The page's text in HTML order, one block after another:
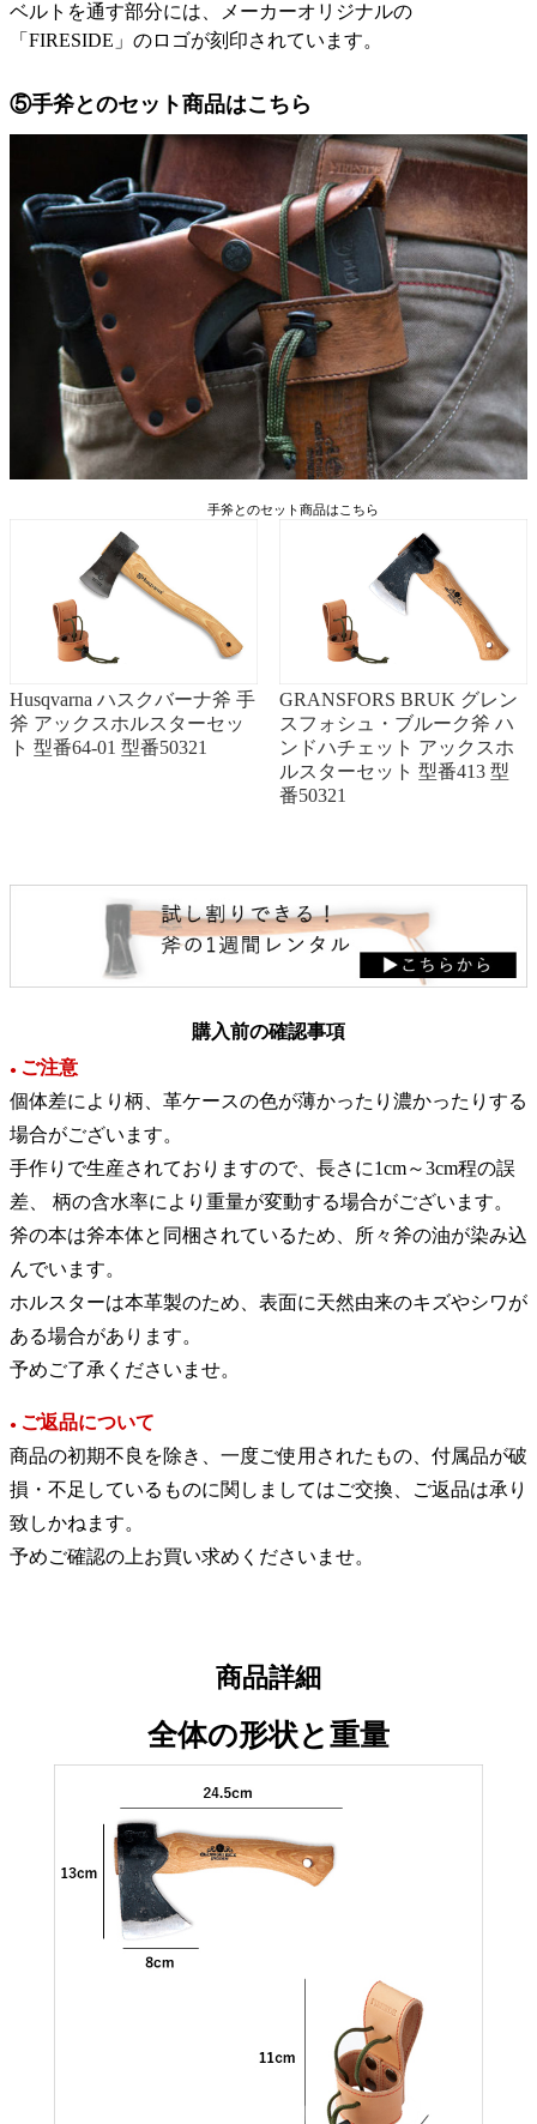
ベルトを通す部分には、メーカーオリジナルの
「FIRESIDE」のロゴが刻印されています。
⑤手斧とのセット商品はこちら
手斧とのセット商品はこちら
Husqvarna ハスクバーナ斧 手
斧 アックスホルスターセッ
ト 型番64-01 型番50321
GRANSFORS BRUK グレン
スフォシュ・ブルーク斧 ハ
ンドハチェット アックスホ
ルスターセット 型番413 型
番50321
購入前の確認事項
● ご注意
個体差により柄、革ケースの色が薄かったり濃かったりする
場合がございます。
手作りで生産されておりますので、長さに1cm～3cm程の誤
差、 柄の含水率により重量が変動する場合がございます。
斧の本は斧本体と同梱されているため、所々斧の油が染み込
んでいます。
ホルスターは本革製のため、表面に天然由来のキズやシワが
ある場合があります。
予めご了承くださいませ。
● ご返品について
商品の初期不良を除き、一度ご使用されたもの、付属品が破
損・不足しているものに関しましてはご交換、ご返品は承り
致しかねます。
予めご確認の上お買い求めくださいませ。
商品詳細
全体の形状と重量